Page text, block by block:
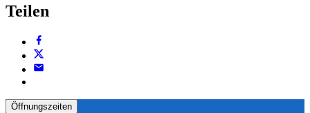
Teilen
Öffnungszeiten